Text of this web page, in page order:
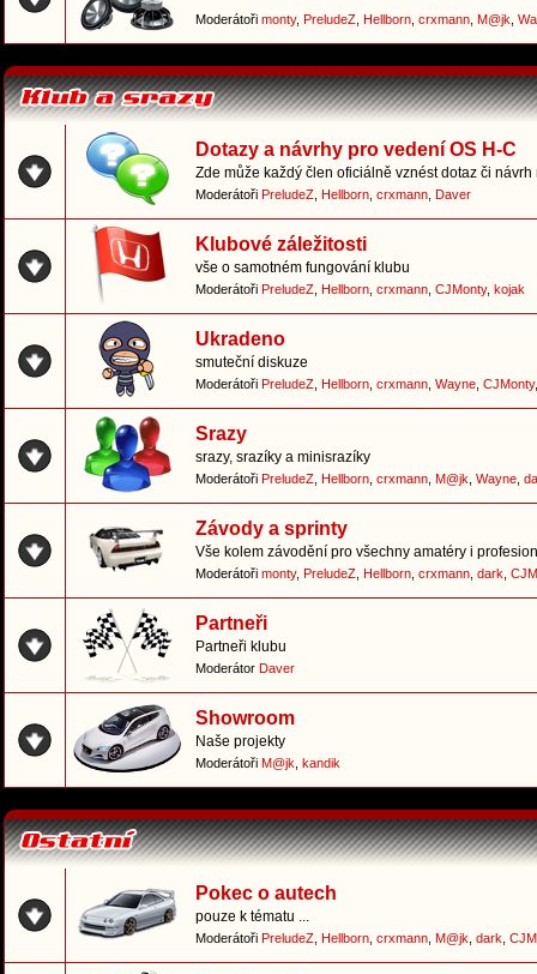
Moderátoři monty, PreludeZ Hellborn crxmann M@jk
Dotazy a návrhy pro vedení OS H-C
Zde může každý člen oficiálně vznést dotaz či
Moderátoři PreludeZ Hellborn crxmann Daver
Klubové záležitosti
vše o samotném fungování klubu
Moderátoři PreludeZ Hellborn crxmann CJMonty, kojak
Ukradeno
smuteční diskuze
Moderátoři PreludeZ Hellborn crxmann Wayne CJMonty
Srazy
srazy, srazíky a minisrazíky
Moderátoři PreludeZ Hellborn crxmann M@jk Wayne
Závody a sprinty
Vše kolem závodění pro všechny amatéry i
Moderátoři monty, PreludeZ Hellborn crxmann dark
Partneři
Partneři klubu
Moderátor Daver
Showroom
Naše projekty
Moderátoři M@jk kandik
Pokec o autech
pouze k tématu ...
Moderátoři PreludeZ Hellborn crxmann M@jk dark